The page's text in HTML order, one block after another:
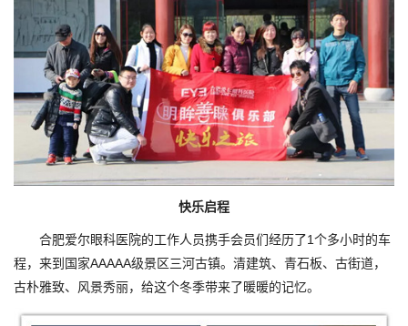
快乐启程
合肥爱尔眼科医院的工作人员携手会员们经历了1个多小时的车
程，来到国家AAAAA级景区三河古镇。清建筑、青石板、古街道，
古朴雅致、风景秀丽，给这个冬季带来了暖暖的记忆。